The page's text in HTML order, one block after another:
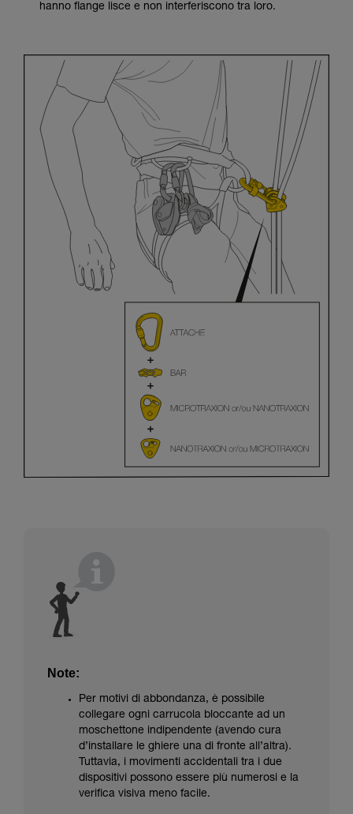
hanno flange lisce e non interferiscono tra loro.
Note:
Per motivi di abbondanza, è possibile
collegare ogni carrucola bloccante ad un
moschettone indipendente (avendo cura
d’installare le ghiere una di fronte all’altra).
Tuttavia, i movimenti accidentali tra i due
dispositivi possono essere più numerosi e la
verifica visiva meno facile.